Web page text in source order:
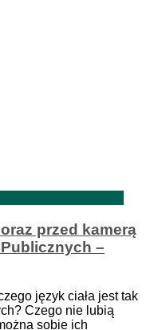
przed kamerą
–
język ciała jest tak
Czego nie lubią
sobie ich